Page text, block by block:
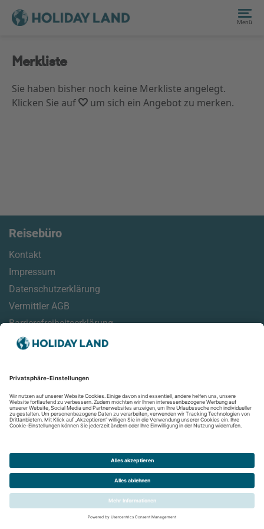
Menü
Merkliste
Sie haben bisher noch keine Merkliste angelegt.
Klicken Sie auf
um sich ein Angebot zu merken.
Reisebüro
Kontakt
Impressum
Datenschutzerklärung
Vermittler AGB
Barrierefreiheitserklärung
Online Check-In Informationen
Reisehinweise
Reisemonitor
Aktuelles
Newsletter
Folgen Sie uns auf: